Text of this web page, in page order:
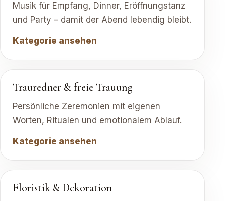
Musik für Empfang, Dinner, Eröffnungstanz
und Party – damit der Abend lebendig bleibt.
Kategorie ansehen
Trauredner & freie Trauung
Persönliche Zeremonien mit eigenen
Worten, Ritualen und emotionalem Ablauf.
Kategorie ansehen
Floristik & Dekoration